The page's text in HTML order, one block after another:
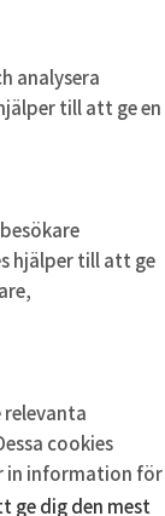
ge dig den mest
analysera
till att ge en
hjälper till att ge
relevanta
cookies
in information för